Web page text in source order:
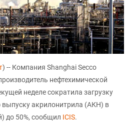
) -- Компания Shanghai Secco
нефтехимической
неделе сократила загрузку
выпуску акрилонитрила (АКН) в
до 50%, сообщил ICIS.